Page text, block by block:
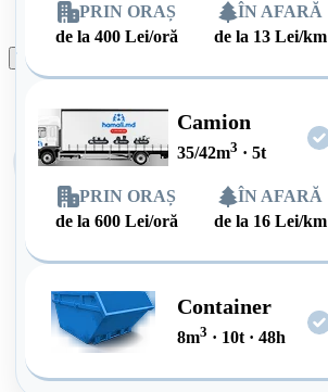
PRIN ORAȘ
de la400 Lei/oră
ÎN AFARĂ
de la 13 Lei/km
Camion
35/42m3 · 5t
PRIN ORAȘ
de la600 Lei/oră
ÎN AFARĂ
de la 16 Lei/km
Container
8m3 · 10t · 48h
Plasează comanda